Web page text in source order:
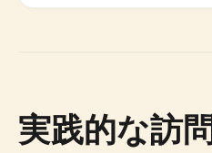
実践的な訪